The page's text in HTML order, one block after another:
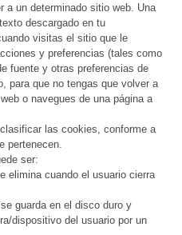
a un determinado sitio web. Una
descargado en tu
visitas el sitio que le
y preferencias (tales como
fuente y otras preferencias de
para que no tengas que volver a
o navegues de una página a
las cookies, conforme a
pertenecen.
ser:
elimina cuando el usuario cierra
guarda en el disco duro y
dispositivo del usuario por un